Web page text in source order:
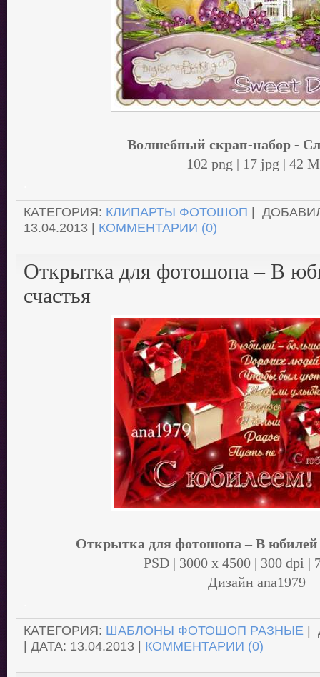
Волшебный скрап-набор -
102 png | 17 jpg | 42
КАТЕГОРИЯ: КЛИПАРТЫ ФОТОШОП |
13.04.2013 | КОММЕНТАРИИ (0)
Открытка для фотошопа – В
счастья
Открытка для фотошопа – В юбилей
PSD | 3000 x 4500 | 300 dpi |
Дизайн аnа1979
КАТЕГОРИЯ: ШАБЛОНЫ ФОТОШОП РАЗНЫЕ |
| ДАТА: 13.04.2013 | КОММЕНТАРИИ (0)